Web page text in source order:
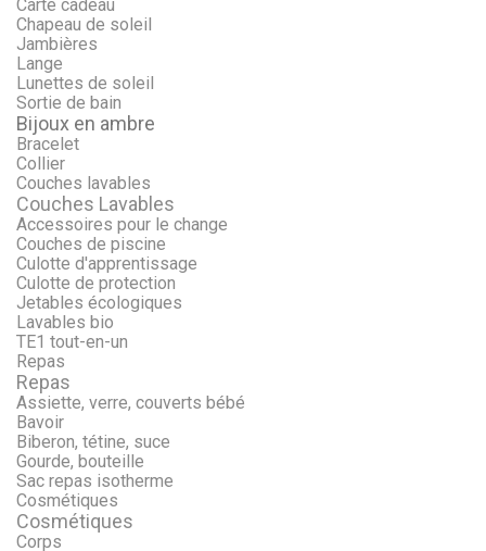
Carte cadeau
Chapeau de soleil
Jambières
Lange
Lunettes de soleil
Sortie de bain
Bijoux en ambre
Bracelet
Collier
Couches lavables
Couches Lavables
Accessoires pour le change
Couches de piscine
Culotte d'apprentissage
Culotte de protection
Jetables écologiques
Lavables bio
TE1 tout-en-un
Repas
Repas
Assiette, verre, couverts bébé
Bavoir
Biberon, tétine, suce
Gourde, bouteille
Sac repas isotherme
Cosmétiques
Cosmétiques
Corps